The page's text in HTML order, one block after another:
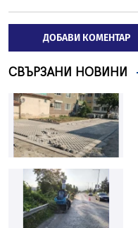
ДОБАВИ КОМЕНТАР
СВЪРЗАНИ НОВИНИ